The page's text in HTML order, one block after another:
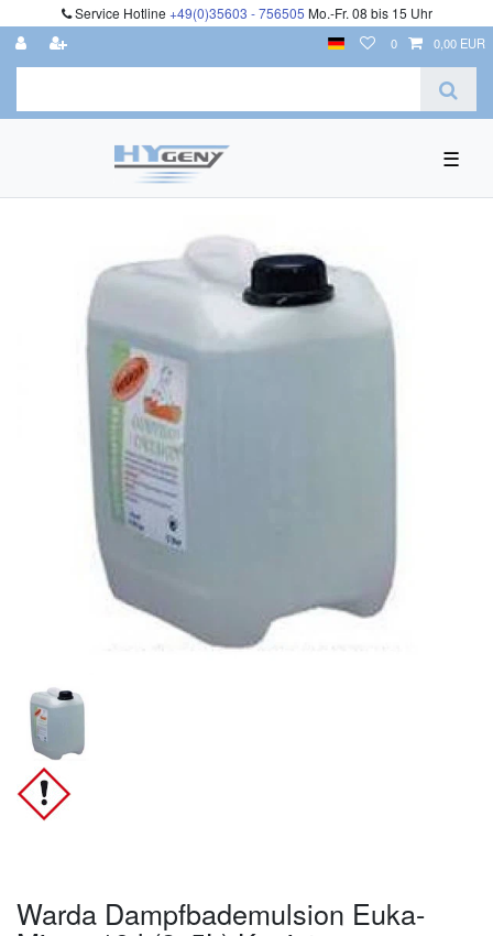
Service Hotline +49(0)35603 - 756505 Mo.-Fr. 08 bis 15 Uhr
0 0,00 EUR
☰
Warda Dampfbademulsion Euka-